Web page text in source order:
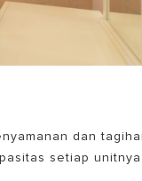
dan
setiap